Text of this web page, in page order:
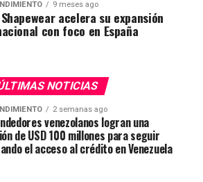
9 meses ago
acelera su expansión
con foco en España
NOTICIAS
2 semanas ago
venezolanos logran una
de USD 100 millones para seguir
el acceso al crédito en Venezuela